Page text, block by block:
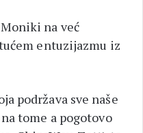
na već
entuzijazmu iz
podržava sve naše
tome a pogotovo